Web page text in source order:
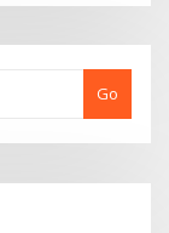
Go